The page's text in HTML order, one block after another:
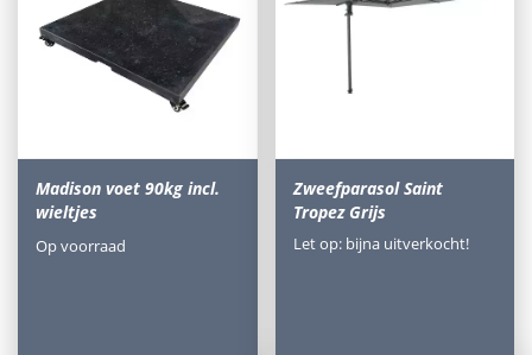
Madison voet 90kg incl.
wieltjes
Op voorraad
Zweefparasol Saint
Tropez Grijs
Let op: bijna uitverkocht!